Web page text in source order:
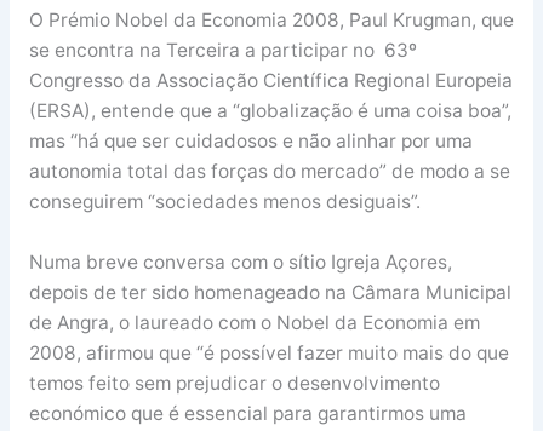
O Prémio Nobel da Economia 2008, Paul Krugman, que
se encontra na Terceira a participar no 63º
Congresso da Associação Científica Regional Europeia
(ERSA), entende que a “globalização é uma coisa boa”,
mas “há que ser cuidadosos e não alinhar por uma
autonomia total das forças do mercado” de modo a se
conseguirem “sociedades menos desiguais”.
Numa breve conversa com o sítio Igreja Açores,
depois de ter sido homenageado na Câmara Municipal
de Angra, o laureado com o Nobel da Economia em
2008, afirmou que “é possível fazer muito mais do que
temos feito sem prejudicar o desenvolvimento
económico que é essencial para garantirmos uma